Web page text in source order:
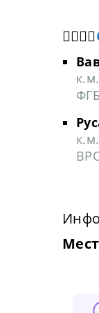
👩‍⚕️👨‍⚕️